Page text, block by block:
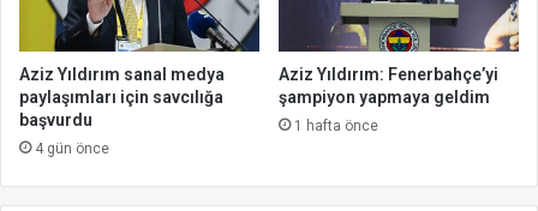
Aziz Yıldırım sanal medya
paylaşımları için savcılığa
başvurdu
4 gün önce
Aziz Yıldırım: Fenerbahçe’yi
şampiyon yapmaya geldim
1 hafta önce